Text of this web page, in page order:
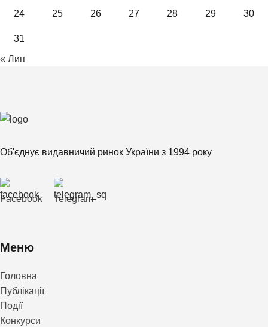
24 25 26 27 28 29 30
31
« Лип
Об'єднує видавничий ринок України з 1994 року
Facebook Telegram
Меню
Головна
Публікації
Події
Конкурси